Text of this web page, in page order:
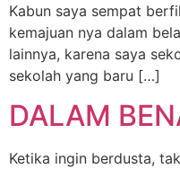
Kabun saya sempat
kemajuan nya dalam
lainnya, karena saya
sekolah yang baru […]
DALAM
Ketika ingin berdusta,